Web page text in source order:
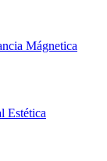
Mágnetica
Estética